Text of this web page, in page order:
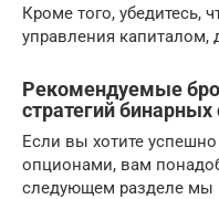
Кроме того, убедитесь,
управления
Рекомендуемые
стратегий бинарных
Если вы хотите
опционами, вам
следующем разделе мы